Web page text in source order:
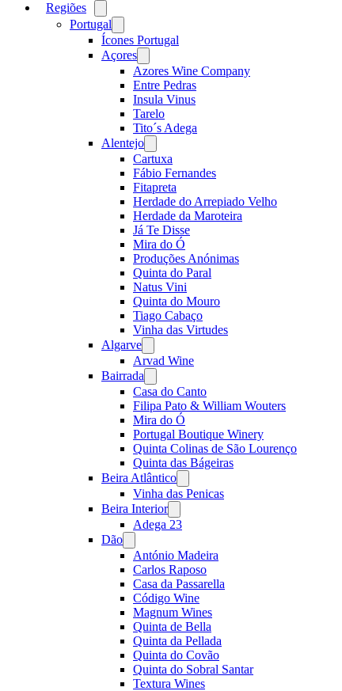
Regiões
menu
Portugal
menu
Ícones Portugal
Açores
menu
Azores Wine Company
Entre Pedras
Insula Vinus
Tarelo
Tito´s Adega
Alentejo
menu
Cartuxa
Fábio Fernandes
Fitapreta
Herdade do Arrepiado Velho
Herdade da Maroteira
Já Te Disse
Mira do Ó
Produções Anónimas
Quinta do Paral
Natus Vini
Quinta do Mouro
Tiago Cabaço
Vinha das Virtudes
Algarve
menu
Arvad Wine
Bairrada
menu
Casa do Canto
Filipa Pato & William Wouters
Mira do Ó
Portugal Boutique Winery
Quinta Colinas de São Lourenço
Quinta das Bágeiras
Beira Atlântico
menu
Vinha das Penicas
Beira Interior
menu
Adega 23
Dão
menu
António Madeira
Carlos Raposo
Casa da Passarella
Código Wine
Magnum Wines
Quinta de Bella
Quinta da Pellada
Quinta do Covão
Quinta do Sobral Santar
Textura Wines